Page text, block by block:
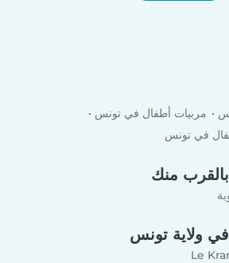
مربيات أطفال في تونس
في تونس
منك
ولاية تونس
Le